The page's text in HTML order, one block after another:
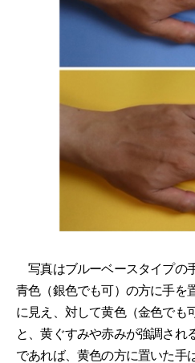
写真はブルーベースタイプの
青色（銀色でも可）の方に手を
に見え、対して黄色（金色でも
と、黄ぐすみや赤みが強調され
であれば、黄色の方に置いた手